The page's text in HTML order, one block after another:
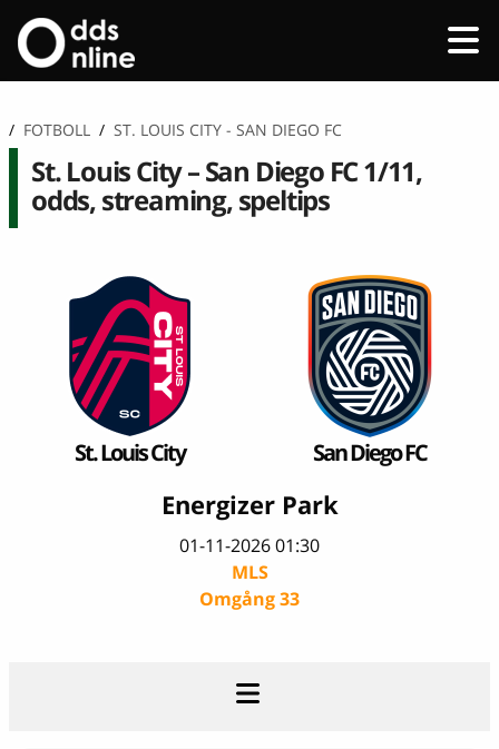
/ FOTBOLL / ST. LOUIS CITY - SAN DIEGO FC
St. Louis City – San Diego FC 1/11,
odds, streaming, speltips
St. Louis City
Energizer Park
01-11-2026 01:30
MLS
Omgång 33
San Diego FC